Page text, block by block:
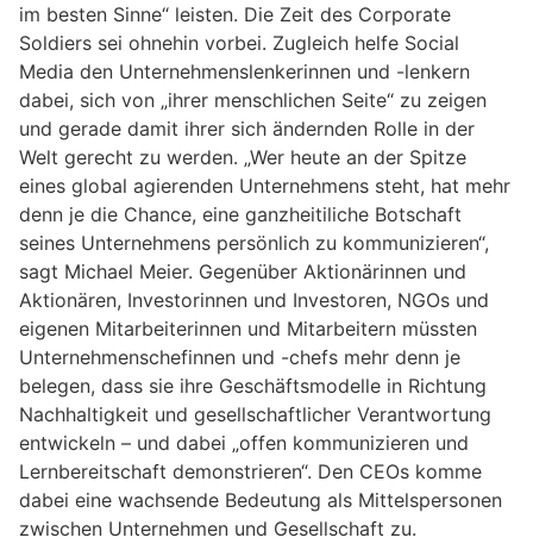
im besten Sinne“ leisten. Die Zeit des Corporate
Soldiers sei ohnehin vorbei. Zugleich helfe Social
Media den Unternehmenslenkerinnen und -lenkern
dabei, sich von „ihrer menschlichen Seite“ zu zeigen
und gerade damit ihrer sich ändernden Rolle in der
Welt gerecht zu werden. „Wer heute an der Spitze
eines global agierenden Unternehmens steht, hat mehr
denn je die Chance, eine ganzheitiliche Botschaft
seines Unternehmens persönlich zu kommunizieren“,
sagt Michael Meier. Gegenüber Aktionärinnen und
Aktionären, Investorinnen und Investoren, NGOs und
eigenen Mitarbeiterinnen und Mitarbeitern müssten
Unternehmenschefinnen und -chefs mehr denn je
belegen, dass sie ihre Geschäftsmodelle in Richtung
Nachhaltigkeit und gesellschaftlicher Verantwortung
entwickeln – und dabei „offen kommunizieren und
Lernbereitschaft demonstrieren“. Den CEOs komme
dabei eine wachsende Bedeutung als Mittelspersonen
zwischen Unternehmen und Gesellschaft zu.